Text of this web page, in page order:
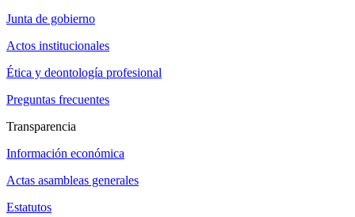
Junta de gobierno
Actos institucionales
Ética y deontología profesional
Preguntas frecuentes
Transparencia
Información económica
Actas asambleas generales
Estatutos